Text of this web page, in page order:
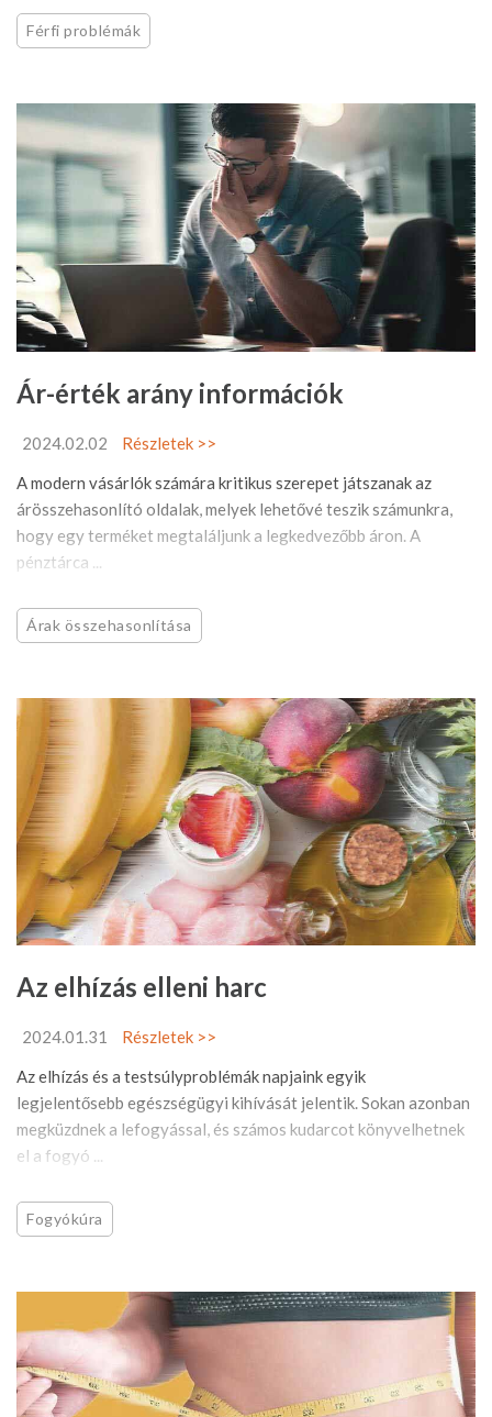
Férfi problémák
Ár-érték arány információk
2024.02.02
Részletek >>
A modern vásárlók számára kritikus szerepet játszanak az
árösszehasonlító oldalak, melyek lehetővé teszik számunkra,
hogy egy terméket megtaláljunk a legkedvezőbb áron. A
pénztárca ...
Árak összehasonlítása
Az elhízás elleni harc
2024.01.31
Részletek >>
Az elhízás és a testsúlyproblémák napjaink egyik
legjelentősebb egészségügyi kihívását jelentik. Sokan azonban
megküzdnek a lefogyással, és számos kudarcot könyvelhetnek
el a fogyó ...
Fogyókúra